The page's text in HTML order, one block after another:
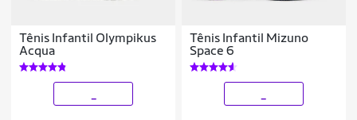
Tênis Infantil Olympikus
Acqua
Tênis Infantil Mizuno
Space 6